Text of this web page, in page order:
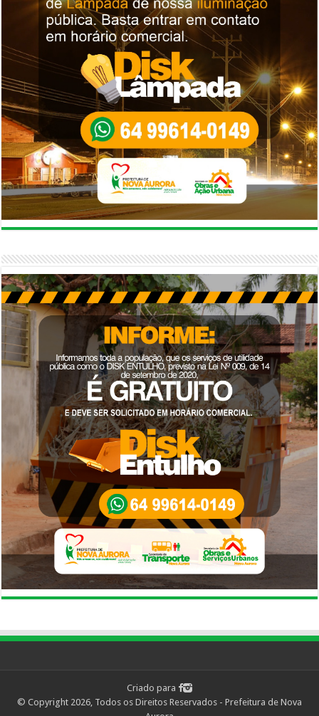
Criado para
© Copyright 2026, Todos os Direitos Reservados - Prefeitura de Nova